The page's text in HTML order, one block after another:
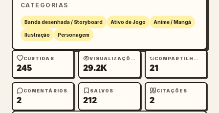
CATEGORIAS
Banda desenhada / Storyboard Ativo de Jogo Anime / Mangá
Ilustração Personagem
CURTIDAS
245
VISUALIZAÇÕES
29.2K
COMPARTILHAMENTOS
21
COMENTÁRIOS
2
SALVOS
212
CITAÇÕES
2